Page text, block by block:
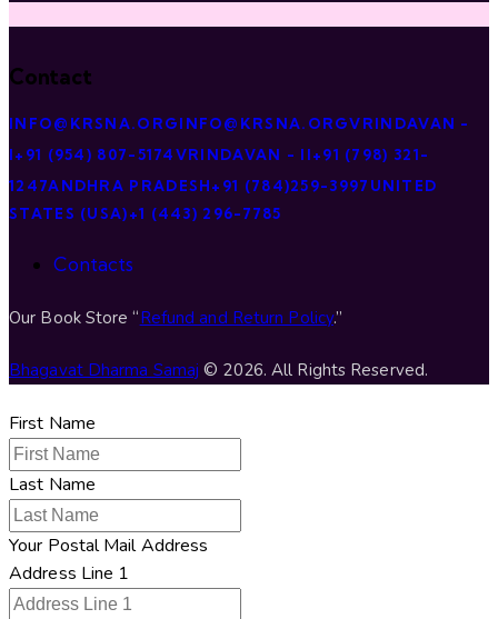
Contact
INFO@KRSNA.ORGINFO@KRSNA.ORGVRINDAVAN -
I+91 (954) 807-5174VRINDAVAN - II+91 (798) 321-
1247ANDHRA PRADESH+91 (784)259-3997 UNITED
STATES (USA)+1 (443) 296-7785
Contacts
Our Book Store “Refund and Return Policy.”
Bhagavat Dharma Samaj © 2026. All Rights Reserved.
First Name
Last Name
Your Postal Mail Address
Address Line 1